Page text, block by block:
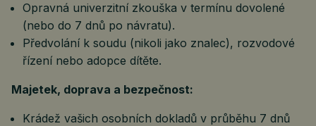
Opravná univerzitní zkouška v termínu dovolené
(nebo do 7 dnů po návratu).
Předvolání k soudu (nikoli jako znalec), rozvodové
řízení nebo adopce dítěte.
Majetek, doprava a bezpečnost:
Krádež vašich osobních dokladů v průběhu 7 dnů